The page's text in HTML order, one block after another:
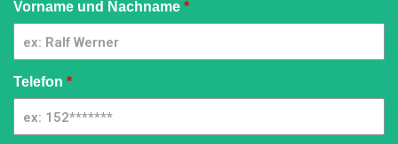
Washer
[DE] -
GQMIA |
02
Vorname und Nachname *
Telefon *